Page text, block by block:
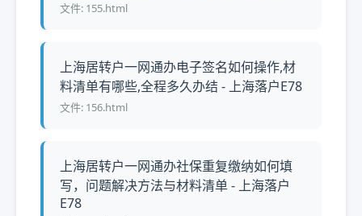
文件: 155.html
上海居转户一网通办电子签名如何操作,材
料清单有哪些,全程多久办结 - 上海落户E78
文件: 156.html
上海居转户一网通办社保重复缴纳如何填
写，问题解决方法与材料清单 - 上海落户
E78